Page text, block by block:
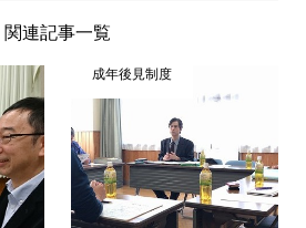
関連記事一覧
成年後見制度